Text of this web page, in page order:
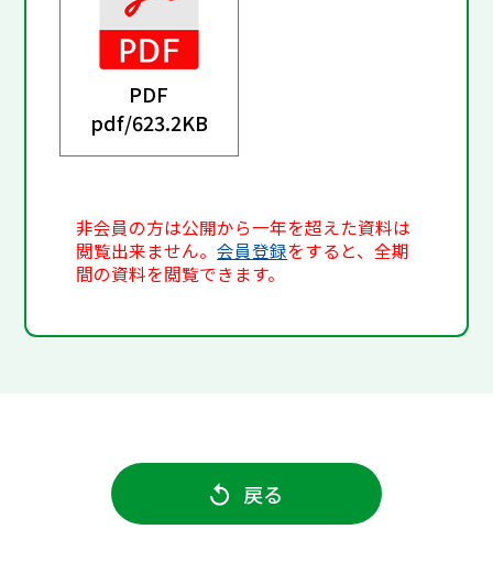
PDF
pdf/623.2KB
非会員の方は公開から一年を超えた資料は
閲覧出来ません。会員登録をすると、全期
間の資料を閲覧できます。
戻る